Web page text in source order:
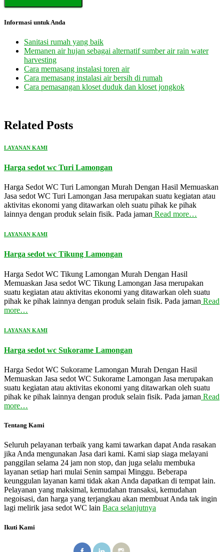
Informasi untuk Anda
Sanitasi rumah yang baik
Memanen air hujan sebagai alternatif sumber air rain water
harvesting
Cara memasang instalasi toren air
Cara memasang instalasi air bersih di rumah
Cara pemasangan kloset duduk dan kloset jongkok
Related Posts
LAYANAN KAMI
Harga sedot wc Turi Lamongan
Harga Sedot WC Turi Lamongan Murah Dengan Hasil Memuaskan
Jasa sedot WC Turi Lamongan Jasa merupakan suatu kegiatan atau
aktivitas ekonomi yang ditawarkan oleh suatu pihak ke pihak
lainnya dengan produk selain fisik. Pada jaman Read more…
LAYANAN KAMI
Harga sedot wc Tikung Lamongan
Harga Sedot WC Tikung Lamongan Murah Dengan Hasil
Memuaskan Jasa sedot WC Tikung Lamongan Jasa merupakan
suatu kegiatan atau aktivitas ekonomi yang ditawarkan oleh suatu
pihak ke pihak lainnya dengan produk selain fisik. Pada jaman Read
more…
LAYANAN KAMI
Harga sedot wc Sukorame Lamongan
Harga Sedot WC Sukorame Lamongan Murah Dengan Hasil
Memuaskan Jasa sedot WC Sukorame Lamongan Jasa merupakan
suatu kegiatan atau aktivitas ekonomi yang ditawarkan oleh suatu
pihak ke pihak lainnya dengan produk selain fisik. Pada jaman Read
more…
Tentang Kami
Seluruh pelayanan terbaik yang kami tawarkan dapat Anda rasakan
jika Anda mengunakan Jasa dari kami. Kami siap siaga melayani
panggilan selama 24 jam non stop, dan juga selalu membuka
layanan setiap hari mulai Senin sampai Minggu. Beberapa
keunggulan layanan kami tidak akan Anda dapatkan di tempat lain.
Pelayanan yang maksimal, kemudahan transaksi, kemudahan
negoisasi, dan harga yang terjangkau akan membuat Anda tak ingin
lagi melirik jasa sedot WC lain Baca selanjutnya
Ikuti Kami